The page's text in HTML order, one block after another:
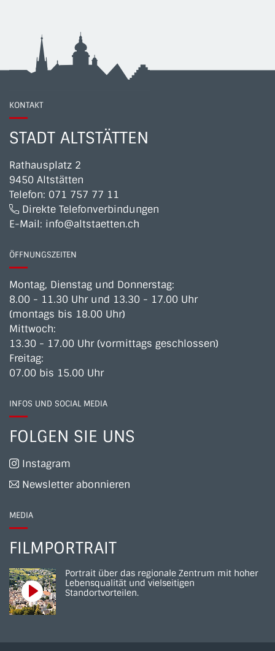
KONTAKT
STADT ALTSTÄTTEN
Rathausplatz 2
9450 Altstätten
Telefon: 071 757 77 11
Direkte Telefonverbindungen
E-Mail: info@altstaetten.ch
ÖFFNUNGSZEITEN
Montag, Dienstag und Donnerstag:
8.00 - 11.30 Uhr und 13.30 - 17.00 Uhr
(montags bis 18.00 Uhr)
Mittwoch:
13.30 - 17.00 Uhr (vormittags geschlossen)
Freitag:
07.00 bis 15.00 Uhr
INFOS UND SOCIAL MEDIA
FOLGEN SIE UNS
Instagram
Newsletter abonnieren
MEDIA
FILMPORTRAIT
Portrait über das regionale Zentrum mit hoher
Lebensqualität und vielseitigen
Standortvorteilen.